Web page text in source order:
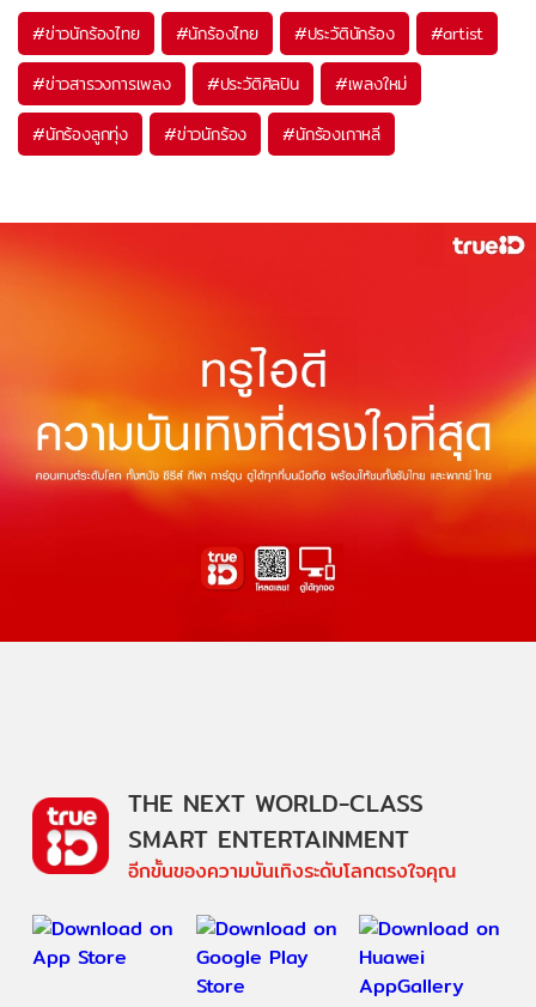
#ข่าวนักร้องไทย #นักร้องไทย #ประวัตินักร้อง #artist
#ข่าวสารวงการเพลง #ประวัติศิลปิน #เพลงใหม่
#นักร้องลูกทุ่ง #ข่าวนักร้อง #นักร้องเกาหลี
THE NEXT WORLD-CLASS
SMART ENTERTAINMENT
อีกขั้นของความบันเทิงระดับโลกตรงใจคุณ